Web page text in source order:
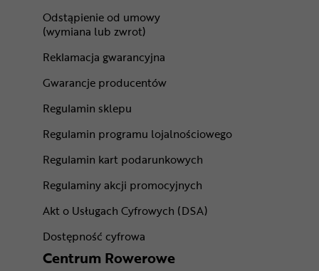
Odstąpienie od umowy
(wymiana lub zwrot)
Reklamacja gwarancyjna
Gwarancje producentów
Regulamin sklepu
Regulamin programu lojalnościowego
Regulamin kart podarunkowych
Regulaminy akcji promocyjnych
Akt o Usługach Cyfrowych (DSA)
Dostępność cyfrowa
Centrum Rowerowe